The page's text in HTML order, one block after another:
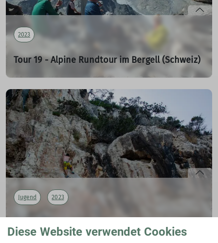
2023
Tour 19 - Alpine Rundtour im Bergell (Schweiz)
Sentiero Alpino Bregaglia – Weg aus Stein
Alpine Rundtour im Bergell (Schweiz) vom 13. – 19. Aug.
2023
mehr erfahren
Jugend 2023
26.08.2023
Diese Website verwendet Cookies